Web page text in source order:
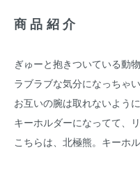
商品紹介
ぎゅーと抱きついている動
ラブラブな気分になっちゃ
お互いの腕は取れないよう
キーホルダーになってて、
こちらは、北極熊。キーホ